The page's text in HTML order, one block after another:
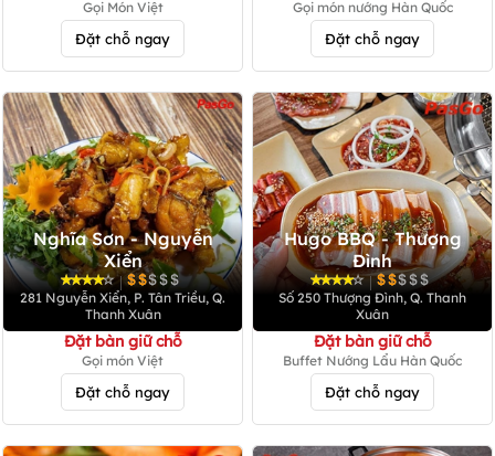
Gọi Món Việt
Đặt chỗ ngay
Gọi món nướng Hàn Quốc
Đặt chỗ ngay
Nghĩa Sơn - Nguyễn
Xiển
|
281 Nguyễn Xiển, P. Tân Triều, Q.
Thanh Xuân
Đặt bàn giữ chỗ
Gọi món Việt
Đặt chỗ ngay
Hugo BBQ - Thượng
Đình
|
Số 250 Thượng Đình, Q. Thanh
Xuân
Đặt bàn giữ chỗ
Buffet Nướng Lẩu Hàn Quốc
Đặt chỗ ngay